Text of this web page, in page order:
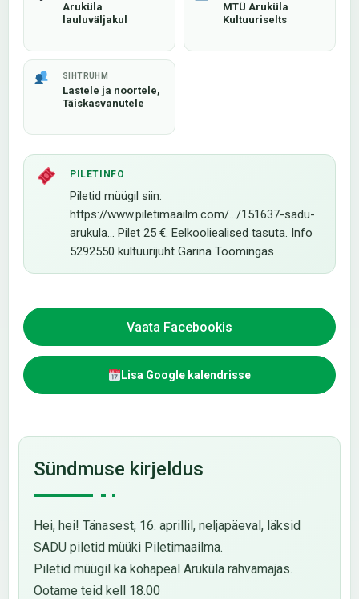
Aruküla
lauluväljakul
MTÜ Aruküla
Kultuuriselts
SIHTRÜHM
Lastele ja noortele,
Täiskasvanutele
PILETINFO
Piletid müügil siin:
https://www.piletimaailm.com/.../151637-sadu-
arukula... Pilet 25 €. Eelkooliealised tasuta. Info
5292550 kultuurijuht Garina Toomingas
Vaata Facebookis
Lisa Google kalendrisse
Sündmuse kirjeldus
Hei, hei! Tänasest, 16. aprillil, neljapäeval, läksid
SADU piletid müüki Piletimaailma.
Piletid müügil ka kohapeal Aruküla rahvamajas.
Ootame teid kell 18.00